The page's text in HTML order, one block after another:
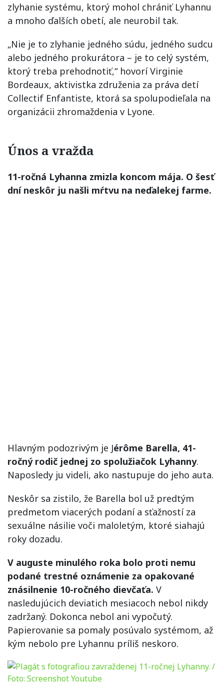
zlyhanie systému, ktorý mohol chrániť Lyhannu
a mnoho ďalších obetí, ale neurobil tak.
„Nie je to zlyhanie jedného súdu, jedného sudcu
alebo jedného prokurátora – je to celý systém,
ktorý treba prehodnotiť,“ hovorí Virginie
Bordeaux, aktivistka združenia za práva detí
Collectif Enfantiste, ktorá sa spolupodieľala na
organizácii zhromaždenia v Lyone.
Únos a vražda
11-ročná Lyhanna zmizla koncom mája. O šesť
dní neskôr ju našli mŕtvu na neďalekej farme.
Hlavným podozrivým je Jérôme Barella, 41-
ročný rodič jednej zo spolužiačok Lyhanny.
Naposledy ju videli, ako nastupuje do jeho auta.
Neskôr sa zistilo, že Barella bol už predtým
predmetom viacerých podaní a sťažností za
sexuálne násilie voči maloletým, ktoré siahajú
roky dozadu.
V auguste minulého roka bolo proti nemu
podané trestné oznámenie za opakované
znásilnenie 10-ročného dievčaťa. V
nasledujúcich deviatich mesiacoch nebol nikdy
zadržaný. Dokonca nebol ani vypočutý.
Papierovanie sa pomaly posúvalo systémom, až
kým nebolo pre Lyhannu príliš neskoro.